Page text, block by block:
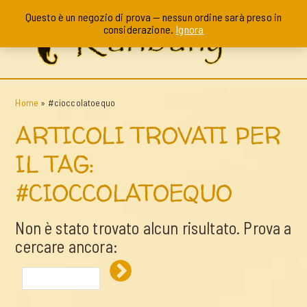
Home » #cioccolatoequo
ARTICOLI TROVATI PER
IL TAG:
#CIOCCOLATOEQUO
Non è stato trovato alcun risultato. Prova a
cercare ancora:
Questo è un negozio di prova — nessun ordine sarà preso in
considerazione. Ignora